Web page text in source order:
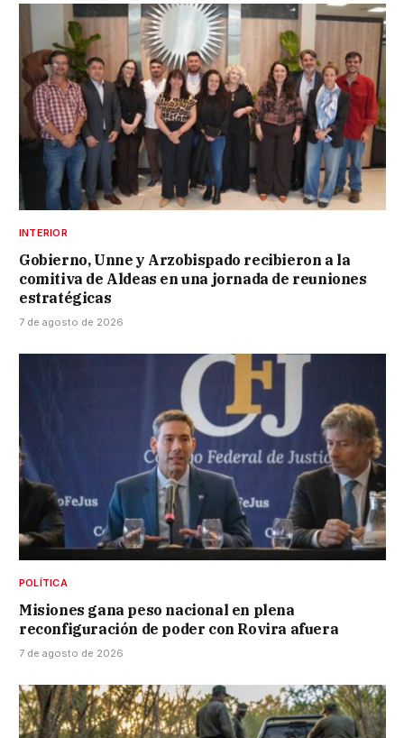
INTERIOR
Gobierno, Unne y Arzobispado recibieron a la
comitiva de Aldeas en una jornada de reuniones
estratégicas
7 de agosto de 2026
POLÍTICA
Misiones gana peso nacional en plena
reconfiguración de poder con Rovira afuera
7 de agosto de 2026